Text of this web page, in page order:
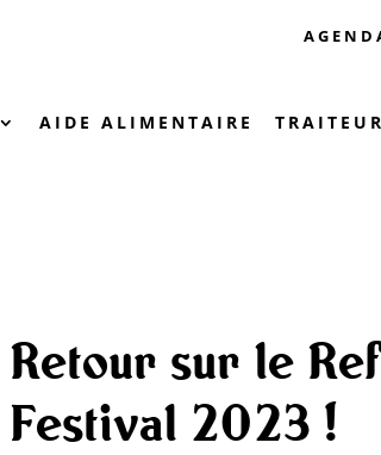
AIDE ALIMENTAIRE TRAITEUR
Retour sur le
Festival 2023 !